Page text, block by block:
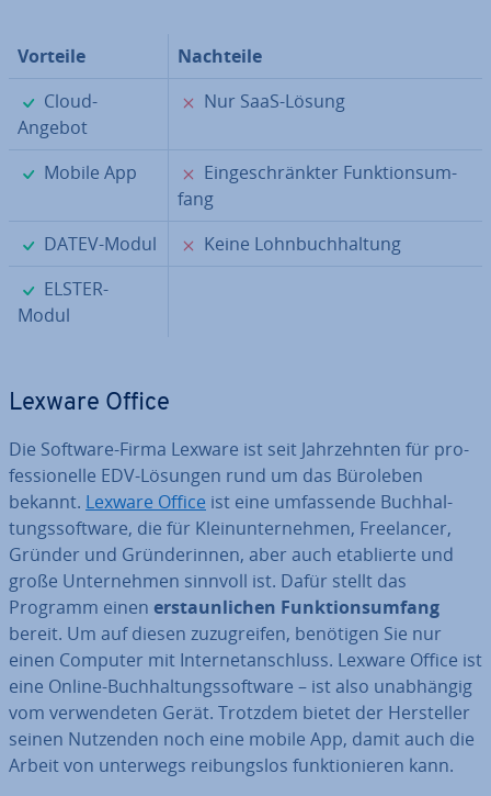
Vorteile
Nachteile
✓
Cloud-
Angebot
✗
Nur SaaS-Lösung
✓
Mobile App ✗
Ein­ge­schränk­ter Funk­ti­ons­um­
fang
✓
DATEV-Modul ✗
Keine Lohn­buch­hal­tung
✓
ELSTER-
Modul
Lexware Office
Die Software-Firma Lexware ist seit Jahr­zehn­ten für pro­
fes­sio­nel­le EDV-Lösungen rund um das Büroleben
bekannt. Lexware Office ist eine um­fas­sen­de Buch­hal­
tungs­soft­ware, die für Klein­un­ter­neh­men, Free­lan­cer,
Gründer und Grün­de­rin­nen, aber auch eta­blier­te und
große Un­ter­neh­men sinnvoll ist. Dafür stellt das
Programm einen er­staun­li­chen Funk­ti­ons­um­fang
bereit. Um auf diesen zu­zu­grei­fen, benötigen Sie nur
einen Computer mit In­ter­net­an­schluss. Lexware Office ist
eine Online-Buch­hal­tungs­soft­ware – ist also un­ab­hän­gig
vom ver­wen­de­ten Gerät. Trotzdem bietet der Her­stel­ler
seinen Nutzenden noch eine mobile App, damit auch die
Arbeit von unterwegs rei­bungs­los funk­tio­nie­ren kann.